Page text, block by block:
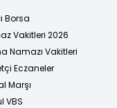
Borsa
Vakitleri 2026
Namazı Vakitleri
Eczaneler
Marşı
VBS